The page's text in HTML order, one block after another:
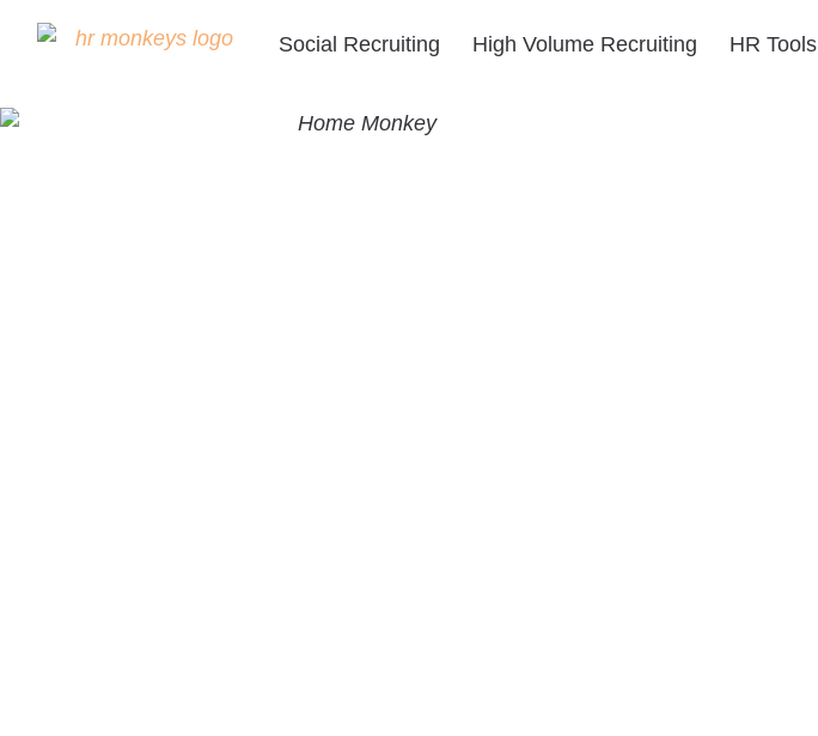
Social Recruiting High Volume Recruiting HR Tools